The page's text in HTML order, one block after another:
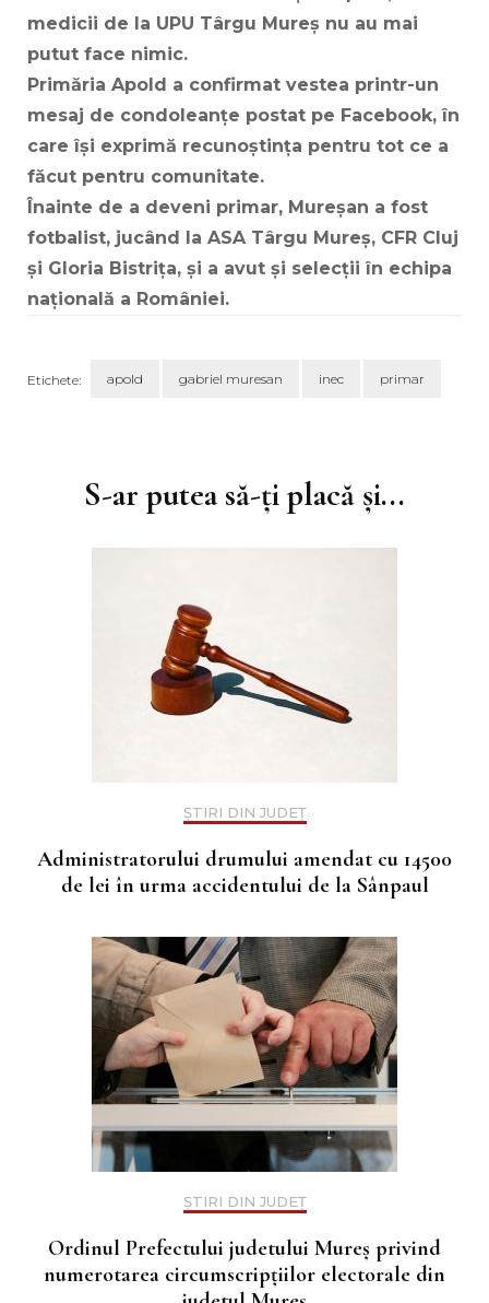
medicii de la UPU Târgu Mureș nu au mai
putut face nimic.
Primăria Apold a confirmat vestea printr-un
mesaj de condoleanțe postat pe Facebook, în
care își exprimă recunoștința pentru tot ce a
făcut pentru comunitate.
Înainte de a deveni primar, Mureșan a fost
fotbalist, jucând la ASA Târgu Mureș, CFR Cluj
și Gloria Bistrița, și a avut și selecții în echipa
națională a României.
Etichete: apold gabriel muresan inec primar
articoleS-ar putea să-ți placă și...
ȘTIRI DIN JUDEȚ
Administratorului drumului amendat cu 14500
de lei în urma accidentului de la Sânpaul
ȘTIRI DIN JUDEȚ
Ordinul Prefectului judetului Mureș privind
numerotarea circumscripțiilor electorale din